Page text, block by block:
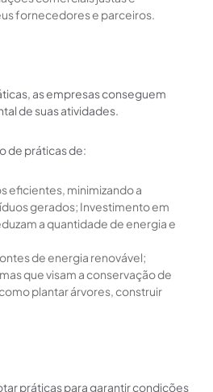
fornecedores e parceiros.
as empresas conseguem
de suas atividades.
de práticas de:
eficientes, minimizando a
gerados; Investimento em
a quantidade de energia e
de energia renovável;
que visam a conservação de
plantar árvores, construir
práticas para garantir condições